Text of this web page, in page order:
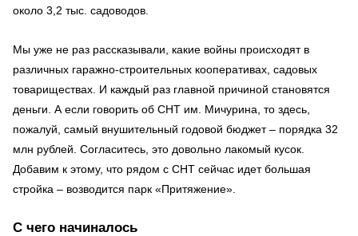
около 3,2 тыс. садоводов.
Мы уже не раз рассказывали, какие войны происходят в
различных гаражно-строительных кооперативах, садовых
товариществах. И каждый раз главной причиной становятся
деньги. А если говорить об СНТ им. Мичурина, то здесь,
пожалуй, самый внушительный годовой бюджет – порядка 32
млн рублей. Согласитесь, это довольно лакомый кусок.
Добавим к этому, что рядом с СНТ сейчас идет большая
стройка – возводится парк «Притяжение».
С чего начиналось